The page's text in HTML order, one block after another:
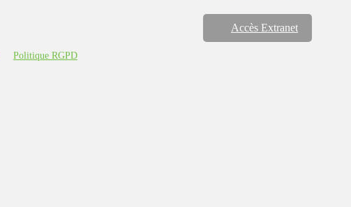
Accès Extranet
Politique RGPD